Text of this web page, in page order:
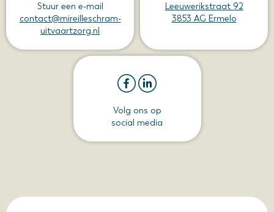
Stuur een e-mail
contact@mireilleschram-
uitvaartzorg.nl
Leeuwerikstraat 92
3853 AG Ermelo
Volg ons op
social media